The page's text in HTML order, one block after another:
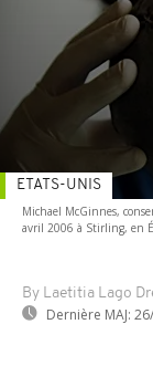
Michael McGinnes,
avril 2006 à Stirling, en
By Laetitia Lago
Dernière MAJ:
ETATS-UNIS